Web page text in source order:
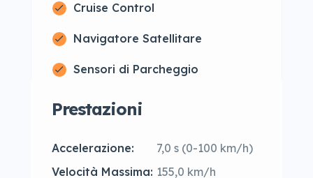
Cruise Control
Navigatore Satellitare
Sensori di Parcheggio
Prestazioni
Accelerazione:
7,0 s (0-100 km/h)
Velocità Massima: 155,0 km/h